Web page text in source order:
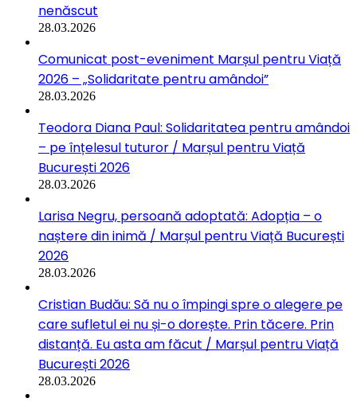
nenăscut
28.03.2026
Comunicat post-eveniment Marșul pentru Viață
2026 – „Solidaritate pentru amândoi”
28.03.2026
Teodora Diana Paul: Solidaritatea pentru amândoi
– pe înțelesul tuturor / Marșul pentru Viață
București 2026
28.03.2026
Larisa Negru, persoană adoptată: Adopția – o
naștere din inimă / Marșul pentru Viață București
2026
28.03.2026
Cristian Budău: Să nu o împingi spre o alegere pe
care sufletul ei nu și-o dorește. Prin tăcere. Prin
distanță. Eu asta am făcut / Marșul pentru Viață
București 2026
28.03.2026